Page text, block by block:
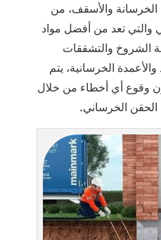
والأسقف، من
والتي تعد من أفضل مواد
الشروخ والتشققات
الخرسانية، يتم
وقوع أي أخطاء من خلال
الخرساني.